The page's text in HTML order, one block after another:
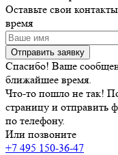
Оставьте свои
время
Отправить заявку
Спасибо! Ваше
ближайшее время.
Что-то пошло не так!
страницу и отправить
по телефону.
Или позвоните
+7 495 150-36-47